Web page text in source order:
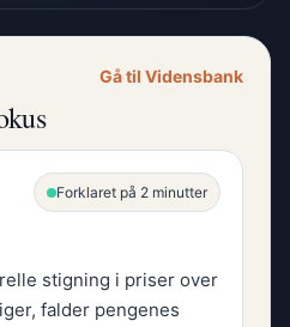
Gå til Vidensbank
Forklaret på 2 minutter
stigning i priser over
falder pengenes